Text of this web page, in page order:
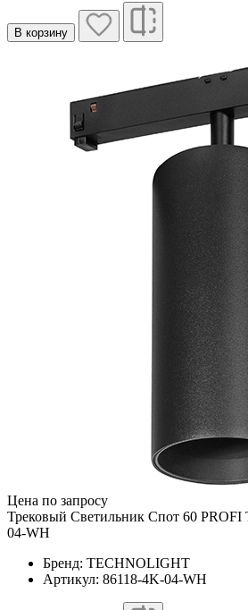
В корзину
Цена по запросу
Трековый Светильник Спот 60 PROFI
04-WH
Бренд: TECHNOLIGHT
Артикул: 86118-4K-04-WH